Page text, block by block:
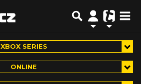
XBOX SERIES
ONLINE